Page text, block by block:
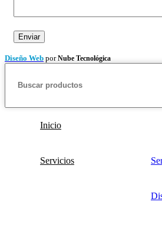
Diseño Web porNube Tecnológica
Inicio
Servicios